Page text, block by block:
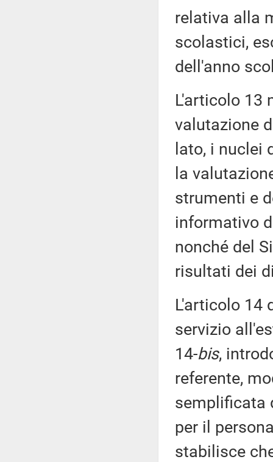
relativa alla
scolastici,
dell'anno
L'articolo 13
valutazione
lato, i nuclei
la
strumenti e
informativo
nonché del
risultati dei
L'articolo 14
servizio
14-bis,
referente,
semplificata
per il
stabilisce